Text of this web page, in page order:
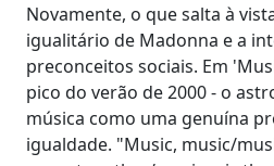
Novamente, o que salta à
igualitário de Madonna e a
preconceitos sociais. Em
pico do verão de 2000 - o
música como uma genuína
igualdade. "Music, music/